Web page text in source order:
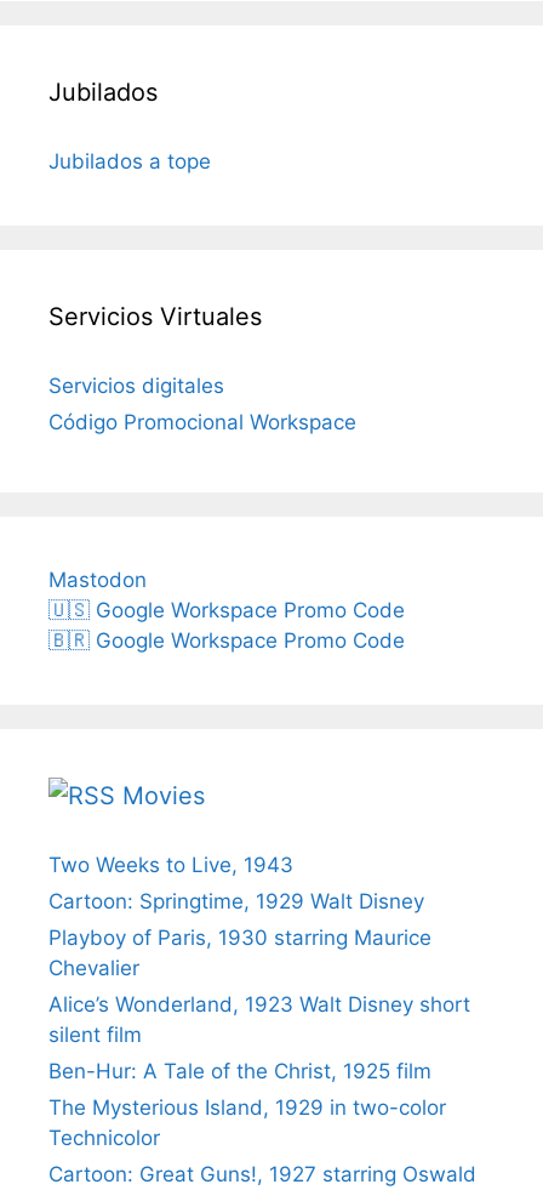
Jubilados
Jubilados a tope
Servicios Virtuales
Servicios digitales
Código Promocional Workspace
Mastodon
🇺🇸 Google Workspace Promo Code
🇧🇷 Google Workspace Promo Code
Movies
Two Weeks to Live, 1943
Cartoon: Springtime, 1929 Walt Disney
Playboy of Paris, 1930 starring Maurice
Chevalier
Alice’s Wonderland, 1923 Walt Disney short
silent film
Ben-Hur: A Tale of the Christ, 1925 film
The Mysterious Island, 1929 in two-color
Technicolor
Cartoon: Great Guns!, 1927 starring Oswald